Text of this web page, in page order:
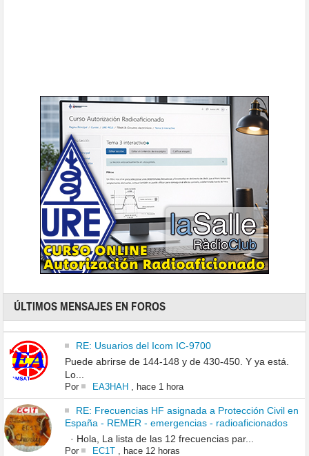
ÚLTIMOS MENSAJES EN FOROS
RE: Usuarios del Icom IC-9700
Puede abrirse de 144-148 y de 430-450. Y ya está.
Lo...
Por EA3HAH, hace 1 hora
RE: Frecuencias HF asignada a Protección Civil en
España - REMER - emergencias - radioaficionados
· Hola, La lista de las 12 frecuencias par...
Por EC1T, hace 12 horas